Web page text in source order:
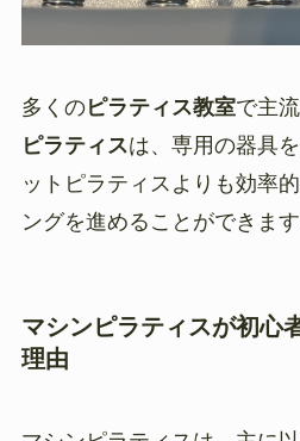
多くのピラティス教室で主
ピラティスは、専用の器具
ットピラティスよりも効率
ングを進めることができます
マシンピラティスが初心
理由